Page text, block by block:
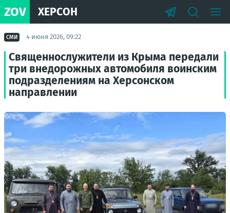
ZOV ХЕРСОН
СМИ 4 июня 2026, 09:22
Священнослужители из Крыма передали
три внедорожных автомобиля воинским
подразделениям на Херсонском
направлении